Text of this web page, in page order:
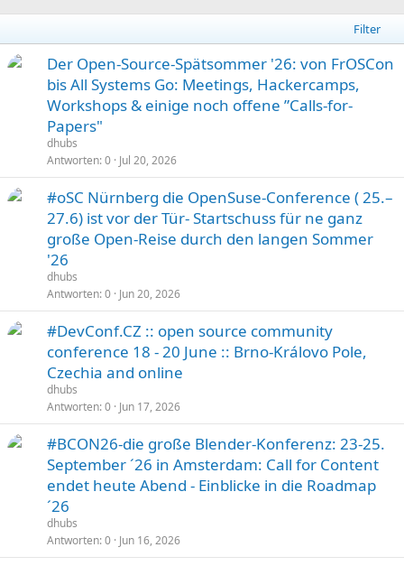
Filter
Der Open-Source-Spätsommer '26: von FrOSCon
bis All Systems Go: Meetings, Hackercamps,
Workshops & einige noch offene ”Calls-for-
Papers"
dhubs
Antworten 0 Jul 20, 2026
#oSC Nürnberg die OpenSuse-Conference ( 25.–
27.6) ist vor der Tür- Startschuss für ne ganz
große Open-Reise durch den langen Sommer
'26
dhubs
Antworten 0 Jun 20, 2026
#DevConf.CZ :: open source community
conference 18 - 20 June :: Brno-Královo Pole,
Czechia and online
dhubs
Antworten 0 Jun 17, 2026
#BCON26-die große Blender-Konferenz: 23-25.
September ´26 in Amsterdam: Call for Content
endet heute Abend - Einblicke in die Roadmap
´26
dhubs
Antworten 0 Jun 16, 2026